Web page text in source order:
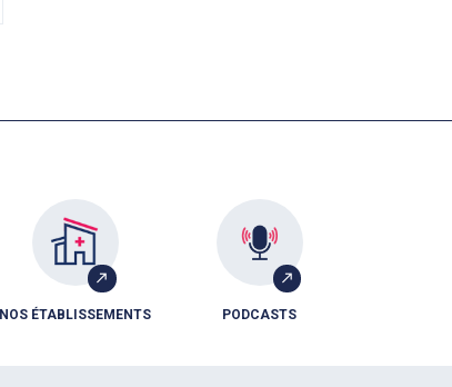
NOS ÉTABLISSEMENTS PODCASTS